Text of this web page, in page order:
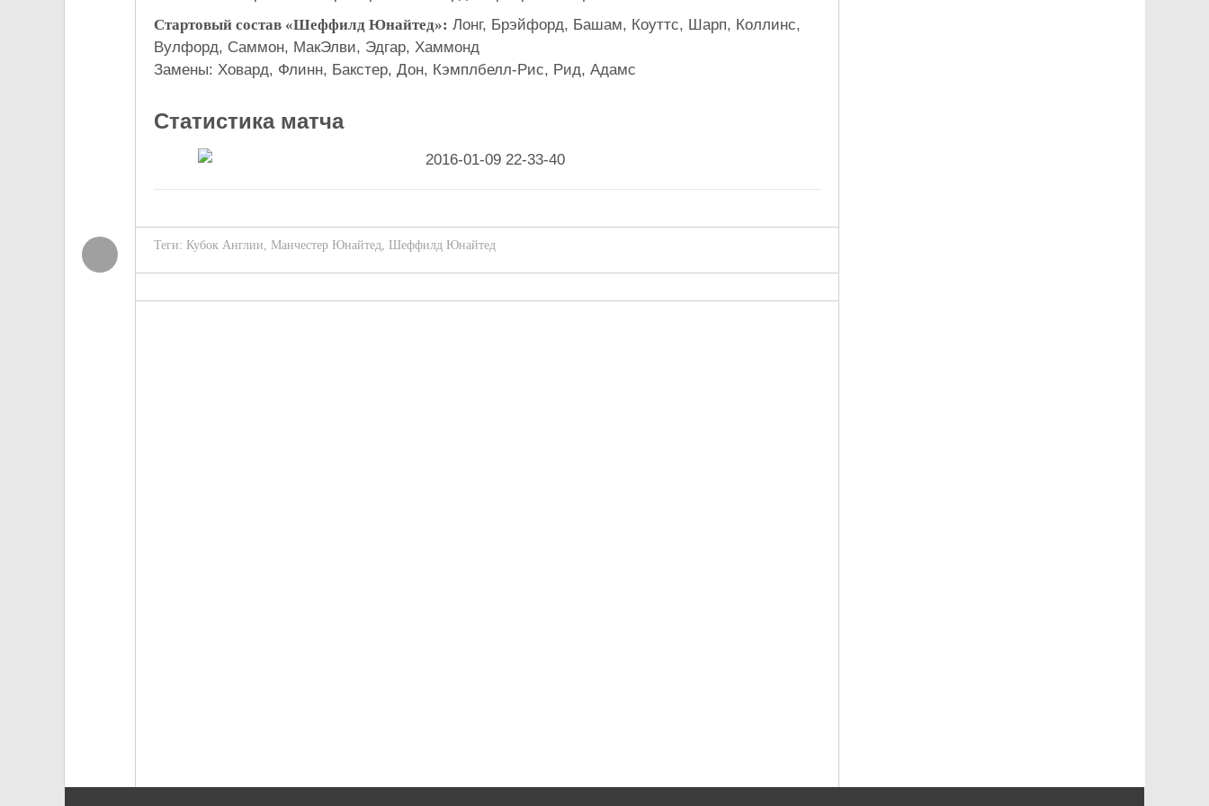
Стартовый состав «Шеффилд Юнайтед»: Лонг, Брэйфорд, Башам, Коуттс, Шарп, Коллинс,
Вулфорд, Саммон, МакЭлви, Эдгар, Хаммонд
Замены: Ховард, Флинн, Бакстер, Дон, Кэмплбелл-Рис, Рид, Адамс
Статистика матча
Теги: Кубок Англии, Манчестер Юнайтед, Шеффилд Юнайтед